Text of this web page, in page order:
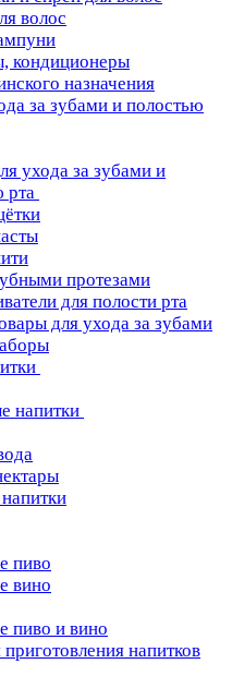
волос
кондиционеры
назначения
за зубами и полостью
ухода за зубами и
рта
протезами
для полости рта
для ухода за зубами
напитки
пиво
вино
пиво и вино
напитков